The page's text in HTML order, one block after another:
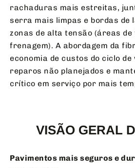
rachaduras mais estreitas,
serra mais limpas e bordas de
zonas de alta tensão (áreas de
frenagem). A abordagem da
economia de custos do ciclo de
reparos não planejados e
crítico em serviço por mais
VISÃO GERAL
Pavimentos mais seguros e